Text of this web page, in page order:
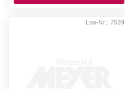
Los-Nr.: 7539